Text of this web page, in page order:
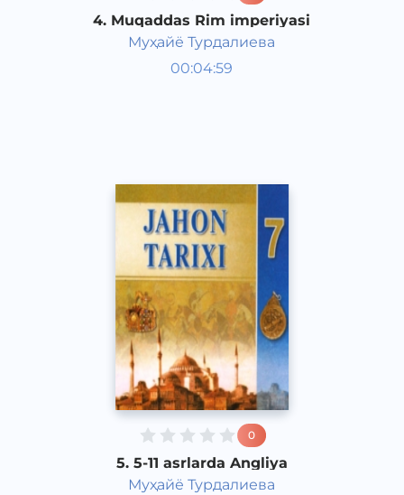
4. Muqaddas Rim imperiyasi
Муҳайё Турдалиева
00:04:59
Jahon tarixi 7 sinf
0
5. 5-11 asrlarda Angliya
Муҳайё Турдалиева